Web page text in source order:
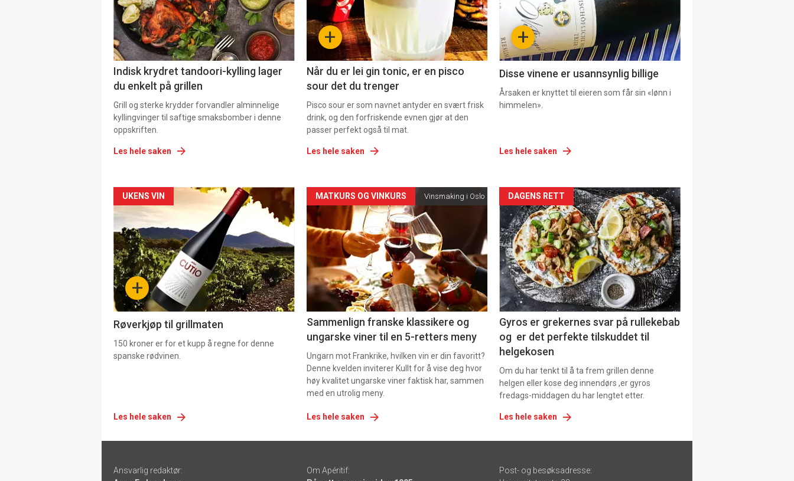
Indisk krydret tandoori-kylling lager
du enkelt på grillen
Grill og sterke krydder forvandler alminnelige
kyllingvinger til saftige smaksbomber i denne
oppskriften.
Les hele saken
-
+
Når du er lei gin tonic, er en pisco
sour det du trenger
Pisco sour er som navnet antyder en svært frisk
drink, og den forfriskende evnen gjør at den
passer perfekt også til mat.
Les hele saken
3 +
Disse vinene er usannsynlig billige
Årsaken er knyttet til eieren som får sin «lønn i
himmelen».
Les hele saken
Forsiden
akkurat
nå
-
4 +
UKENS VIN
Røverkjøp til grillmaten
150 kroner er for et kupp å regne for denne
spanske rødvinen.
Les hele saken
Forsiden
akkurat
nå
-
5
MATKURS OG VINKURS Vinsmaking i Oslo
Sammenlign franske klassikere og
ungarske viner til en 5-retters meny
Ungarn mot Frankrike, hvilken vin er din favoritt?
Denne kvelden inviterer Kullt for å vise deg hvor
høy kvalitet ungarske viner faktisk har, sammen
med en utrolig meny.
Les hele saken
Forsiden
akkurat
nå
-
6
DAGENS RETT
Gyros er grekernes svar på rullekebab
og er det perfekte tilskuddet til
helgekosen
Om du har tenkt til å ta frem grillen denne
helgen eller kose deg innendørs ,er gyros
fredags-middagen du har lengtet etter.
Les hele saken
Ansvarlig redaktør:
Om Apéritif:
Post- og besøksadresse: